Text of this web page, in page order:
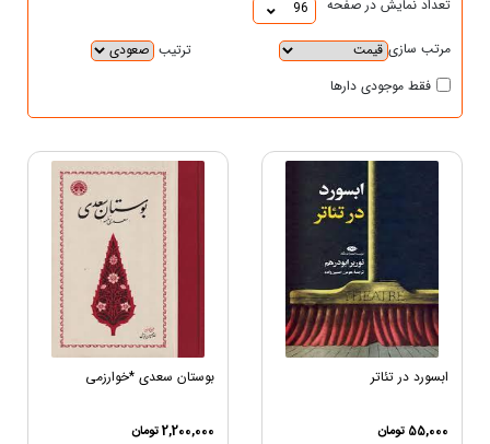
96 تعداد نمایش در صفحه
مرتب سازی ترتیب
فقط موجودی دارها
ابسورد در تئاتر
55,000 تومان
بوستان سعدی *خوارزمی
2,200,000 تومان